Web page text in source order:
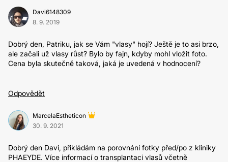
Davi6148309
8. 9. 2019
Dobrý den, Patriku, jak se Vám "vlasy" hojí? Ještě je to asi brzo,
ale začali už vlasy růst? Bylo by fajn, kdyby mohl vložit foto.
Cena byla skutečně taková, jaká je uvedená v hodnocení?
Odpovědět
MarcelaEstheticon
30. 9. 2021
Dobrý den Davi, přikládám na porovnání fotky před/po z kliniky
PHAEYDE. Více informací o transplantaci vlasů včetně